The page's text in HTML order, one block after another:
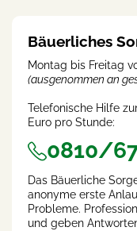
Bäuerliches
Montag bis Freitag
(ausgenommen an
Telefonische Hilfe
Euro pro Stunde:
0810/
Das Bäuerliche
anonyme erste
Probleme.
und geben